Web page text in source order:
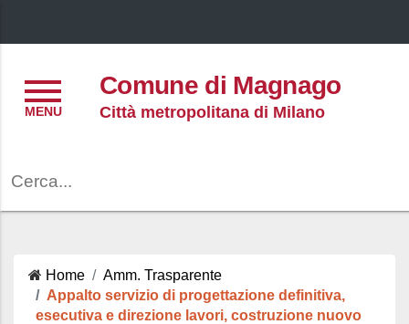
Comune di Magnago
Città metropolitana di Milano
Home
Amm. Trasparente
Appalto servizio di progettazione definitiva,
esecutiva e direzione lavori, costruzione nuovo